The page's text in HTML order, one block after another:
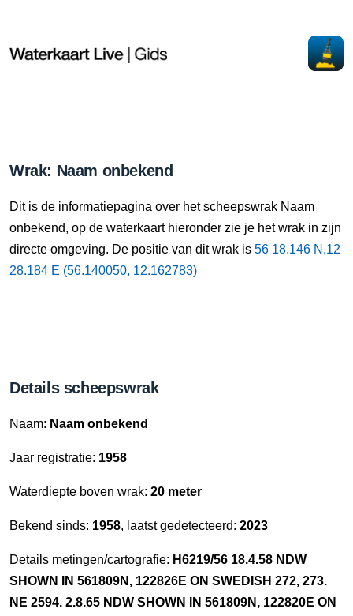
Wrak: Naam onbekend
Dit is de informatiepagina over het scheepswrak Naam
onbekend, op de waterkaart hieronder zie je het wrak in zijn
directe omgeving. De positie van dit wrak is 56 18.146 N,12
28.184 E (56.140050, 12.162783)
Details scheepswrak
Naam: Naam onbekend
Jaar registratie: 1958
Waterdiepte boven wrak: 20 meter
Bekend sinds: 1958, laatst gedetecteerd: 2023
Details metingen/cartografie: H6219/56 18.4.58 NDW
SHOWN IN 561809N, 122826E ON SWEDISH 272, 273.
NE 2594. 2.8.65 NDW SHOWN IN 561809N, 122820E ON